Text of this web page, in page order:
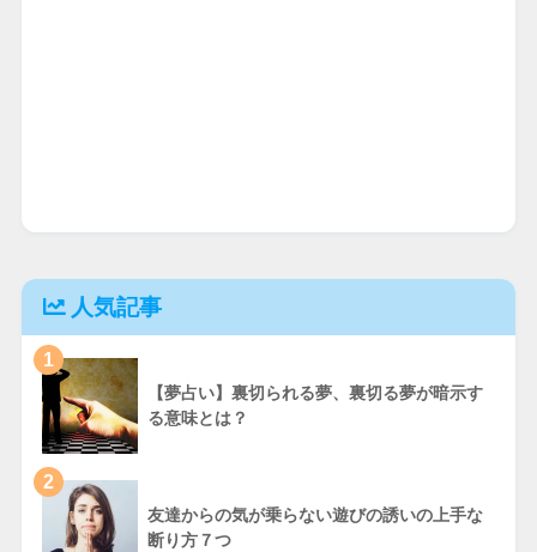
人気記事
1
【夢占い】裏切られる夢、裏切る夢が暗示す
る意味とは？
2
友達からの気が乗らない遊びの誘いの上手な
断り方７つ